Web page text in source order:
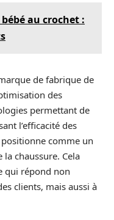
au crochet :
de fabrique de
des
permettant de
l’efficacité des
comme un
la chaussure. Cela
qui répond non
clients, mais aussi à